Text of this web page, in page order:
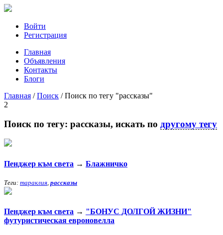
Войти
Регистрация
Главная
Объявления
Контакты
Блоги
Главная /Поиск /Поиск по тегу "рассказы"
2
Поиск по тегу: рассказы, искать по другому тегу
Пенджер към света → Блажничко
Теги: тараклия рассказы
Пенджер към света → "БОНУС ДОЛГОЙ ЖИЗНИ"
футуристическая евроновелла